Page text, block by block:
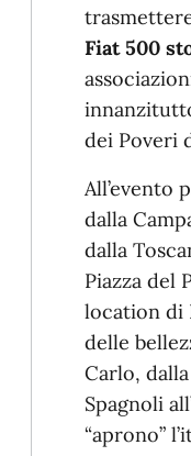
Fiat 500
dei Poveri
All’evento
dalla
dalla
Piazza del
location di
delle
Carlo,
Spagnoli
“aprono”